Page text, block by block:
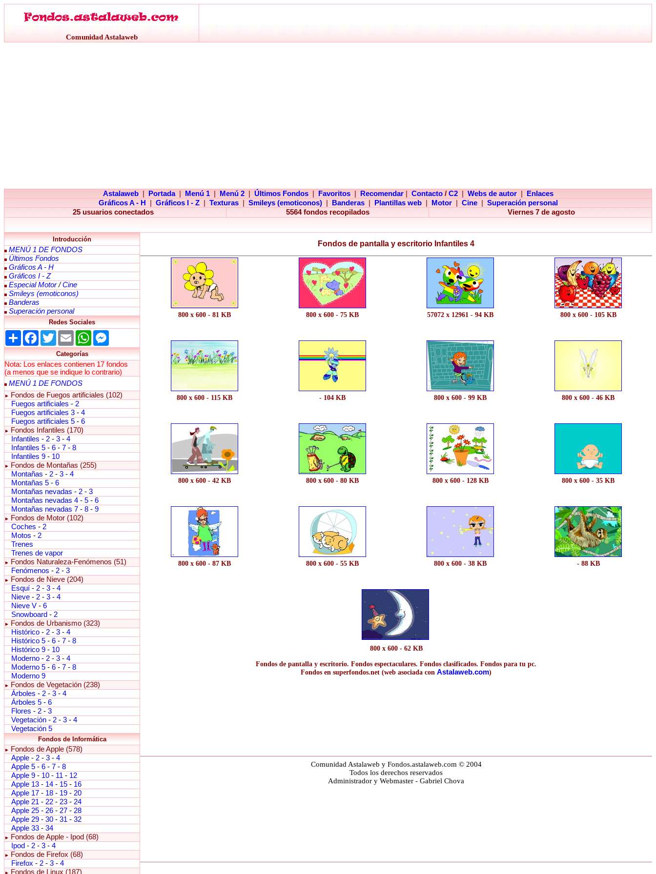
Comunidad Astalaweb
Astalaweb Portada Menú 1 Menú 2 Últimos Fondos Favoritos Recomendar Contacto/ C2 Webs de autor
Enlaces
Gráficos A - H
Gráficos I - Z Texturas Smileys (emoticonos) Banderas Plantillas web Motor| Cine
Superación personal
25 usuarios conectados
5564 fondos recopilados Viernes 7 de agosto
Introducción
MENÚ 1 DE FONDOS
Últimos Fondos
Gráficos A - H
Gráficos I - Z
Especial Motor/Cine
Smileys (emoticonos)
Banderas
Superación personal
Redes Sociales
Share Facebook
TwitterEmail WhatsApp
Categorías
Nota: Los enlaces contienen 17 fondos
(a menos que se indique lo contrario)
MENÚ 1 DE FONDOS
►
Fondos de Fuegos artificiales (102)
Fuegos artificiales - 2
Fuegos artificiales 3 - 4
Fuegos artificiales 5 - 6
►
Fondos Infantiles (170)
Infantiles - 2 - 3 - 4
Infantiles 5 - 6 - 7 - 8
Infantiles 9 - 10
►
Fondos de Montañas (255)
Montañas - 2 - 3 - 4
Montañas 5 - 6
Montañas nevadas - 2 - 3
Montañas nevadas 4 - 5 - 6
Montañas nevadas 7 - 8 - 9
►
Fondos de Motor (102)
Coches - 2
Motos - 2
Trenes
Trenes de vapor
►
Fondos Naturaleza-Fenómenos (51)
Fenómenos - 2 - 3
►
Fondos de Nieve (204)
Esquí - 2 - 3 - 4
Nieve - 2 - 3 - 4
Nieve V - 6
Snowboard - 2
►
Fondos de Urbanismo (323)
Histórico - 2 - 3 - 4
Histórico 5 - 6 - 7 - 8
Histórico 9 - 10
Moderno - 2 - 3 - 4
Moderno 5 - 6 - 7 - 8
Moderno 9
►
Fondos de Vegetación (238)
Árboles - 2 - 3 - 4
Árboles 5 - 6
Flores - 2 - 3
Vegetación - 2 - 3 - 4
Vegetación 5
Fondos de Informática
►
Fondos de Apple (578)
Apple - 2 - 3 - 4
Apple 5 - 6 - 7 - 8
Apple 9 - 10 - 11 - 12
Apple 13 - 14 - 15 - 16
Apple 17 - 18 - 19 - 20
Apple 21 - 22 - 23 - 24
Apple 25 - 26 - 27 - 28
Apple 29 - 30 - 31 - 32
Apple 33 - 34
►
Fondos de Apple - Ipod (68)
Ipod - 2 - 3 - 4
►
Fondos de Firefox (68)
Firefox - 2 - 3 - 4
► Fondos de Linux (187)
Fondos de pantalla y escritorio Infantiles 4
800 x 600 - 81 KB 800 x 600 - 75 KB 57072 x 12961 - 94 KB 800 x 600 - 105 KB
800 x 600 - 115 KB - 104 KB 800 x 600 - 99 KB 800 x 600 - 46 KB
800 x 600 - 42 KB 800 x 600 - 80 KB 800 x 600 - 128 KB 800 x 600 - 35 KB
800 x 600 - 87 KB 800 x 600 - 55 KB 800 x 600 - 38 KB - 88 KB
800 x 600 - 62 KB
Fondos de pantalla y escritorio. Fondos espectaculares. Fondos clasificados. Fondos para tu pc.
Fondos en superfondos.net (web asociada con Astalaweb.com)
Comunidad Astalaweb y Fondos.astalaweb.com © 2004
Todos los derechos reservados
Administrador y Webmaster - Gabriel Chova